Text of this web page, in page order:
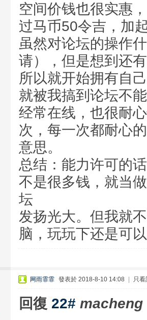
空间价钱也很实惠
过马币50令吉，加
虽然对论坛的操作
请），但是想到还
所以就开始拥有自
就被我搞到论坛不
经常在线，也很耐
次，每一次都耐心
意思。
总结：能力许可的
不是很多钱，就当
坛
发扬光大。但我就
脑，玩玩下还是可
网雨霏霏 發表於 2018-8-10 14:08 只看
回復 22# macheng